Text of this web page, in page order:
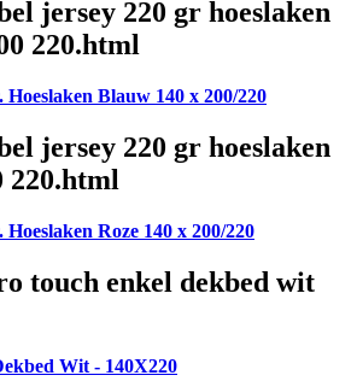
jersey 220 gr hoeslaken
220.html
Hoeslaken Blauw 140 x 200/220
jersey 220 gr hoeslaken
220.html
Roze 140 x 200/220
touch enkel dekbed wit
Wit - 140X220